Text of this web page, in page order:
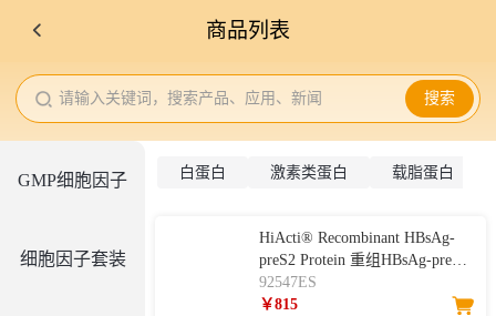
商品列表
请输入关键词，搜索产品、应用、新闻 搜索
GMP细胞因子
细胞因子套装
白蛋白 激素类蛋白 载脂蛋白
HiActi® Recombinant HBsAg-
preS2 Protein 重组HBsAg-preS2
蛋白
92547ES
￥815